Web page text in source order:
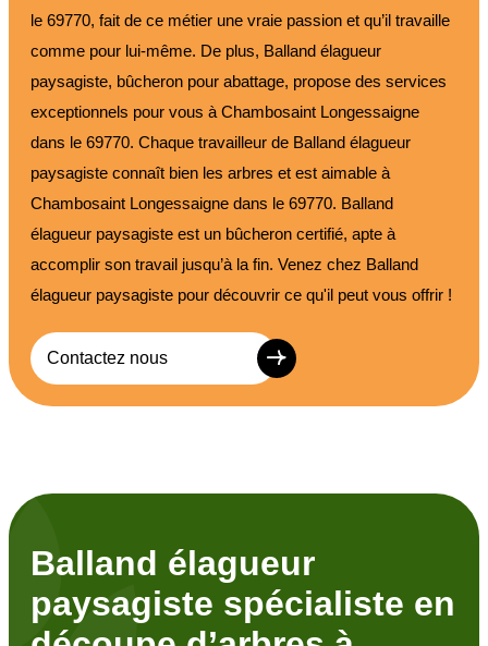
le 69770, fait de ce métier une vraie passion et qu’il travaille
comme pour lui-même. De plus, Balland élagueur
paysagiste, bûcheron pour abattage, propose des services
exceptionnels pour vous à Chambosaint Longessaigne
dans le 69770. Chaque travailleur de Balland élagueur
paysagiste connaît bien les arbres et est aimable à
Chambosaint Longessaigne dans le 69770. Balland
élagueur paysagiste est un bûcheron certifié, apte à
accomplir son travail jusqu’à la fin. Venez chez Balland
élagueur paysagiste pour découvrir ce qu'il peut vous offrir !
Contactez nous
Balland élagueur
paysagiste spécialiste en